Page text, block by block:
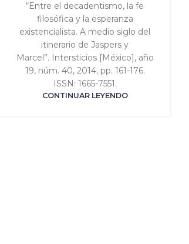
“Entre el decadentismo, la fe
filosófica y la esperanza
existencialista. A medio siglo del
itinerario de Jaspers y
Marcel”. Intersticios [México], año
19, núm. 40, 2014, pp. 161-176.
ISSN: 1665-7551.
CONTINUAR LEYENDO